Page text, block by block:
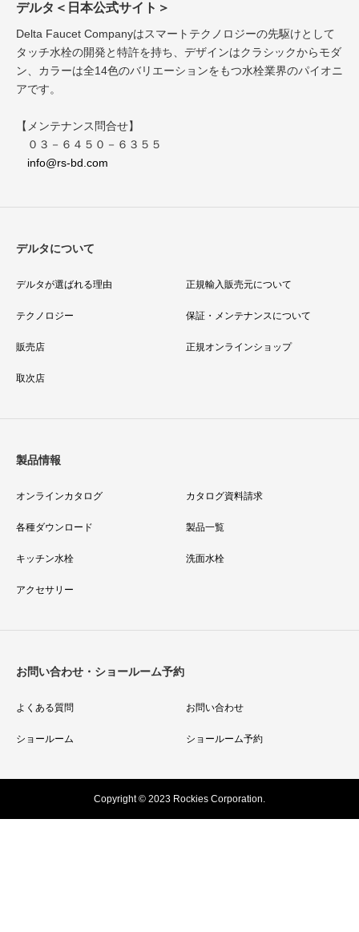
デルタ＜日本公式サイト＞
Delta Faucet Companyはスマートテクノロジーの先駆けとして
タッチ水栓の開発と特許を持ち、デザインはクラシックからモダ
ン、カラーは全14色のバリエーションをもつ水栓業界のパイオニ
アです。
【メンテナンス問合せ】
０３－６４５０－６３５５
info@rs-bd.com
デルタについて
デルタが選ばれる理由 正規輸入販売元について
テクノロジー 保証・メンテナンスについて
販売店 正規オンラインショップ
取次店
製品情報
オンラインカタログ カタログ資料請求
各種ダウンロード 製品一覧
キッチン水栓 洗面水栓
アクセサリー
お問い合わせ・ショールーム予約
よくある質問 お問い合わせ
ショールーム ショールーム予約
Copyright © 2023 Rockies Corporation.